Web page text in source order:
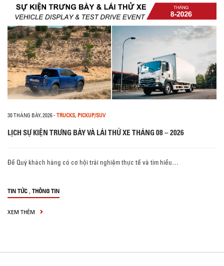
30 THÁNG BẢY, 2026- TRUCKS, PICKUP/SUV
LỊCH SỰ KIỆN TRƯNG BÀY VÀ LÁI THỬ XE THÁNG 08 – 2026
Để Quý khách hàng có cơ hội trải nghiệm thực tế và tìm hiểu…
TIN TỨC , THÔNG TIN
XEM THÊM